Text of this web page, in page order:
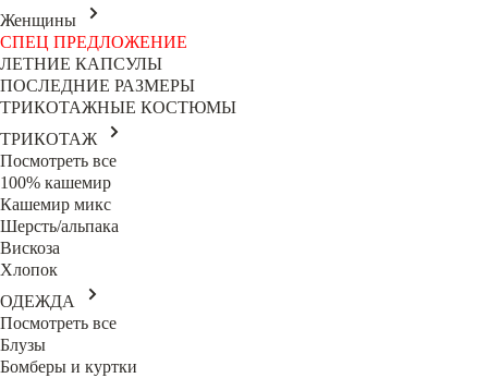
Женщины
СПЕЦ ПРЕДЛОЖЕНИЕ
ЛЕТНИЕ КАПСУЛЫ
ПОСЛЕДНИЕ РАЗМЕРЫ
ТРИКОТАЖНЫЕ КОСТЮМЫ
ТРИКОТАЖ
Посмотреть все
100% кашемир
Кашемир микс
Шерсть/альпака
Вискоза
Хлопок
ОДЕЖДА
Посмотреть все
Блузы
Бомберы и куртки